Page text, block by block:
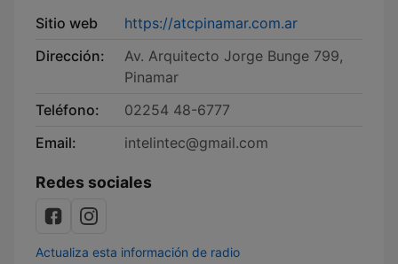
Sitio web
https://atcpinamar.com.ar
Dirección:
Av. Arquitecto Jorge Bunge 799,
Pinamar
Teléfono:
02254 48-6777
Email:
intelintec@gmail.com
Redes sociales
Actualiza esta información de radio